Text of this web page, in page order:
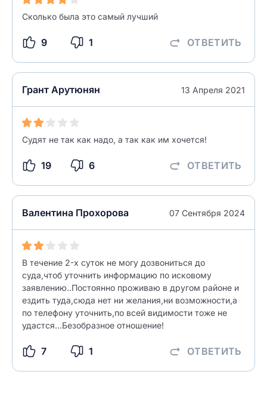
Сколько была это самый лучший
9 1 ОТВЕТИТЬ
Грант Арутюнян 13 Апреля 2021
Судят не так как надо, а так как им хочется!
19 6 ОТВЕТИТЬ
Валентина Прохорова 07 Сентября 2024
В течение 2-х суток не могу дозвониться до
суда,чтоб уточнить информацию по исковому
заявлению..Постоянно проживаю в другом районе и
ездить туда,сюда нет ни желания,ни возможности,а
по телефону уточнить,по всей видимости тоже не
удастся...Безобразное отношение!
7 1 ОТВЕТИТЬ